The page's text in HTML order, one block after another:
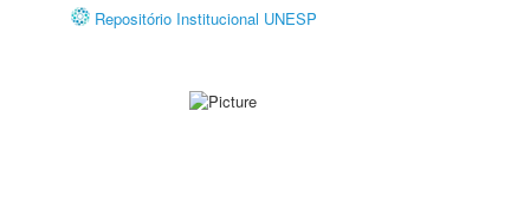
Repositório Institucional UNESP